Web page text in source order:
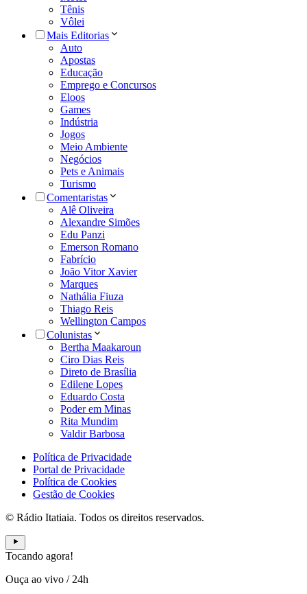
Tênis
Vôlei
Mais Editorias
Auto
Apostas
Educação
Emprego e Concursos
Eloos
Games
Indústria
Jogos
Meio Ambiente
Negócios
Pets e Animais
Turismo
Comentaristas
Alê Oliveira
Alexandre Simões
Edu Panzi
Emerson Romano
Fabrício
João Vitor Xavier
Marques
Nathália Fiuza
Thiago Reis
Wellington Campos
Colunistas
Bertha Maakaroun
Ciro Dias Reis
Direto de Brasília
Edilene Lopes
Eduardo Costa
Poder em Minas
Rita Mundim
Valdir Barbosa
Política de Privacidade
Portal de Privacidade
Política de Cookies
Gestão de Cookies
© Rádio Itatiaia. Todos os direitos reservados.
Tocando agora!
Ouça ao vivo / 24h